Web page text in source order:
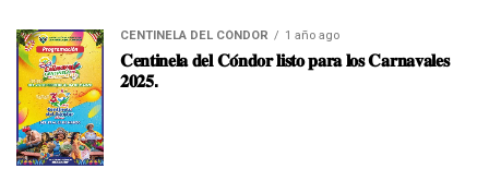
CENTINELA DEL CÓNDOR 1 año ago
𝐂𝐞𝐧𝐭𝐢𝐧𝐞𝐥𝐚 𝐝𝐞𝐥 𝐂𝐨́𝐧𝐝𝐨𝐫 𝐥𝐢𝐬𝐭𝐨 𝐩𝐚𝐫𝐚 𝐥𝐨𝐬 𝐂𝐚𝐫𝐧𝐚𝐯𝐚𝐥𝐞𝐬
𝟐𝟎𝟐𝟓.